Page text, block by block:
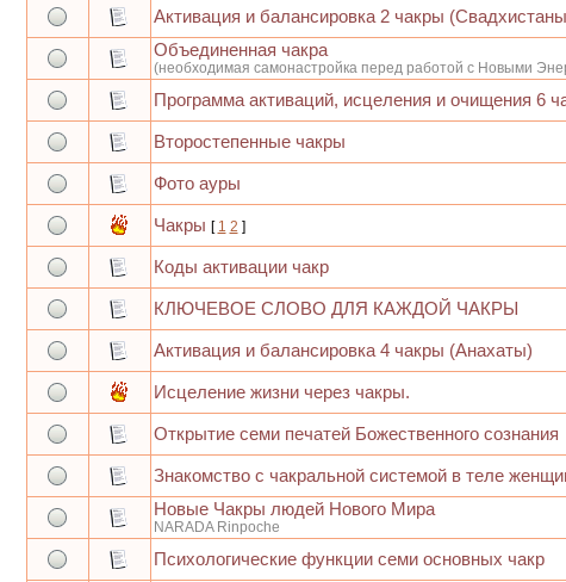
Активация и балансировка 2 чакры
Объединенная чакра
(необходимая самонастройка перед работой с Новыми
Программа активаций, исцеления и очищения 6
Второстепенные чакры
Фото ауры
Чакры [ 1 2 ]
Коды активации чакр
КЛЮЧЕВОЕ СЛОВО ДЛЯ КАЖДОЙ ЧАКРЫ
Активация и балансировка 4 чакры (Анахаты)
Исцеление жизни через чакры.
Открытие семи печатей Божественного сознания
Знакомство с чакральной системой в теле
Новые Чакры людей Нового Мира
NARADA Rinpoche
Психологические функции семи основных чакр